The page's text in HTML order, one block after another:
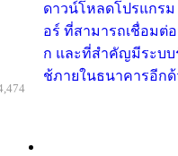
ดาวน์โหลดโปรแกรม
อร์ ที่สามารถเชื่อมต่
ก และที่สำคัญมีระบบ
ช้ภายในธนาคารอีกด้